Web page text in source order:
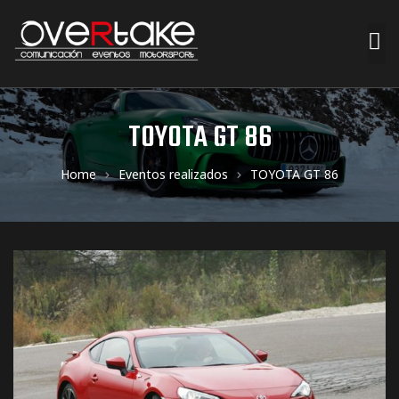
TOYOTA GT 86
Home Eventos realizados TOYOTA GT 86
de